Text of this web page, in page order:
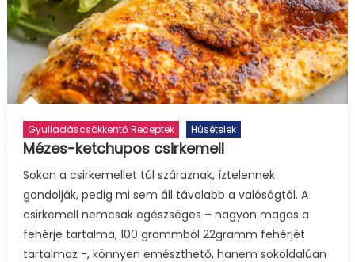
Gyulladáscsökkentő Receptek Húsételek
Mézes-ketchupos csirkemell
Sokan a csirkemellet túl száraznak, íztelennek
gondolják, pedig mi sem áll távolabb a valóságtól. A
csirkemell nemcsak egészséges – nagyon magas a
fehérje tartalma, 100 grammból 22gramm fehérjét
tartalmaz -, könnyen emészthető, hanem sokoldalúan